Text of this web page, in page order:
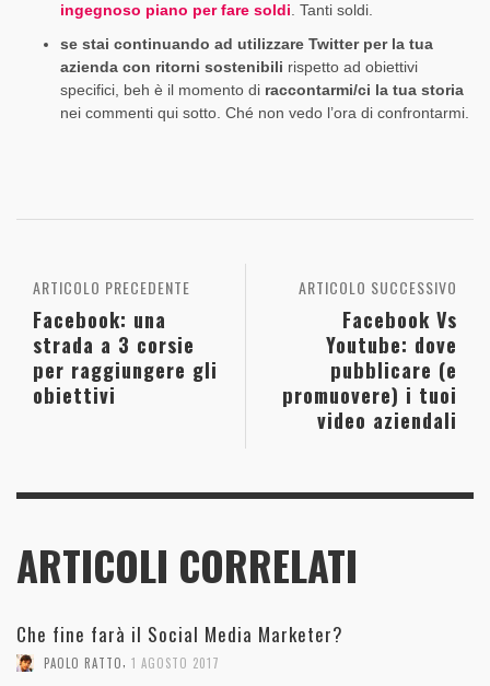
ingegnoso piano per fare soldi. Tanti soldi.
se stai continuando ad utilizzare Twitter per la tua
azienda con ritorni sostenibili rispetto ad obiettivi
specifici, beh è il momento di raccontarmi/ci la tua storia
nei commenti qui sotto. Ché non vedo l’ora di confrontarmi.
ARTICOLO SUCCESSIVO
Facebook Vs
Youtube: dove
pubblicare (e
promuovere) i tuoi
video aziendali
ARTICOLO PRECEDENTE
Facebook: una
strada a 3 corsie
per raggiungere gli
obiettivi
ARTICOLI CORRELATI
Che fine farà il Social Media Marketer?
PAOLO RATTO, 1 AGOSTO 2017